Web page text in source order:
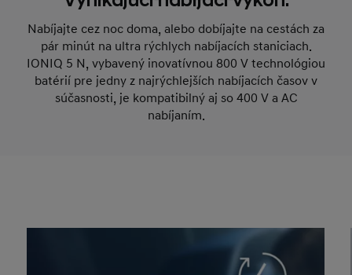
Nabíjajte cez noc doma, alebo dobíjajte na cestách za
pár minút na ultra rýchlych nabíjacích staniciach.
IONIQ 5 N, vybavený inovatívnou 800 V technológiou
batérií pre jedny z najrýchlejších nabíjacích časov v
súčasnosti, je kompatibilný aj so 400 V a AC
nabíjaním.